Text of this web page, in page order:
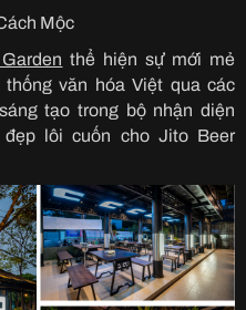
Mộc
thể hiện sự mới mẻ
văn hóa Việt qua các
tạo trong bộ nhận diện
lôi cuốn cho Jito Beer